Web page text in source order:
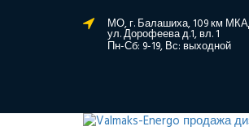
МО, г. Балашиха, 109 км
ул. Дорофеева д.1, вл. 1
Пн-Сб: 9-19, Вс: выходной